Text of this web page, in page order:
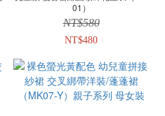
01）
NT$580
NT$480